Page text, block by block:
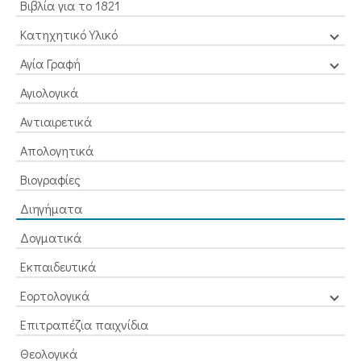
Βιβλία για το 1821
Κατηχητικό Υλικό
Αγία Γραφή
Αγιολογικά
Αντιαιρετικά
Απολογητικά
Βιογραφίες
Διηγήματα
Δογματικά
Εκπαιδευτικά
Εορτολογικά
Επιτραπέζια παιχνίδια
Θεολογικά